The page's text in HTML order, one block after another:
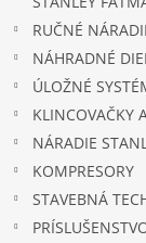
RUČNÉ
NÁHRADNÉ
ÚLOŽNÉ
KLINCOVAČKY
NÁRADIE
KOMPRESORY
STAVEBNÁ